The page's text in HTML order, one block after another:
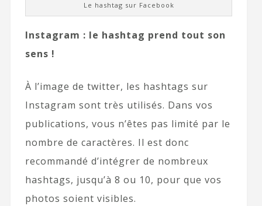
Le hashtag sur Facebook
Instagram : le hashtag prend tout son
sens !
À l’image de twitter, les hashtags sur
Instagram sont très utilisés. Dans vos
publications, vous n’êtes pas limité par le
nombre de caractères. Il est donc
recommandé d’intégrer de nombreux
hashtags, jusqu’à 8 ou 10, pour que vos
photos soient visibles.